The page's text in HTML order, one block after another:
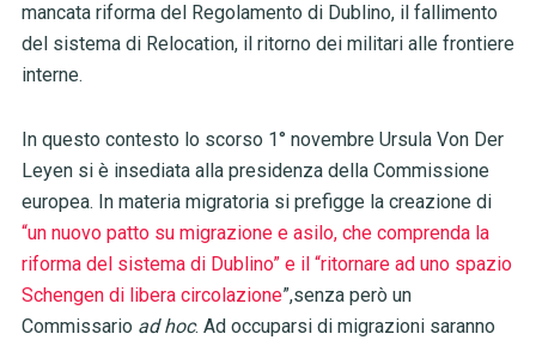
mancata riforma del Regolamento di Dublino, il fallimento
del sistema di Relocation, il ritorno dei militari alle frontiere
interne.
In questo contesto lo scorso 1° novembre Ursula Von Der
Leyen si è insediata alla presidenza della Commissione
europea. In materia migratoria si prefigge la creazione di
“un nuovo patto su migrazione e asilo, che comprenda la
riforma del sistema di Dublino” e il “ritornare ad uno spazio
Schengen di libera circolazione”,senza però un
Commissario ad hoc. Ad occuparsi di migrazioni saranno